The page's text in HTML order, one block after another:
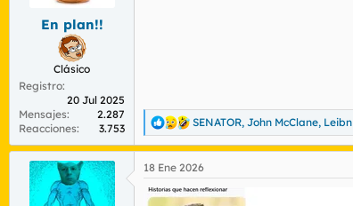
En plan!!
Clásico
Registro
20 Jul 2025
Mensajes
2.287
Reacciones
3.753
R
e
a
c
c
i
SENATOR, John McClane, Leibn
18 Ene 2026